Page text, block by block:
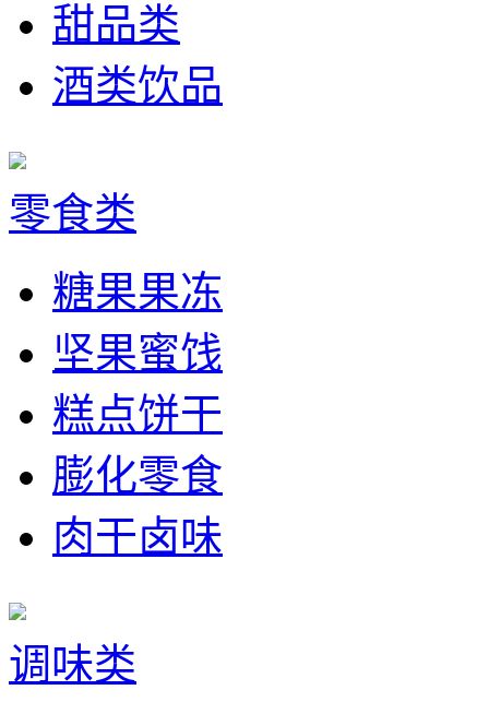
甜品类
酒类饮品
零食类
糖果果冻
坚果蜜饯
糕点饼干
膨化零食
肉干卤味
调味类